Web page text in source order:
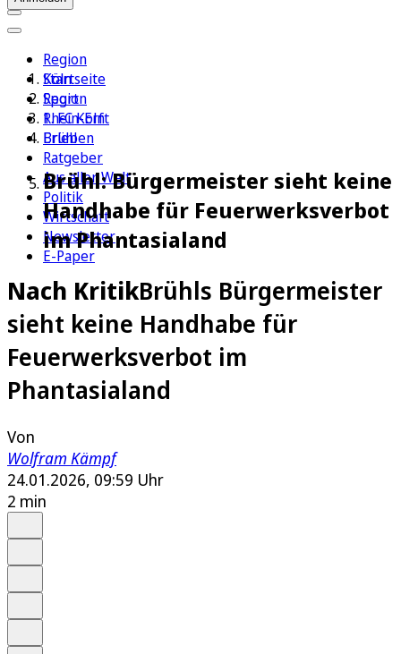
Region
Köln
Sport
1. FC Köln
Erleben
Ratgeber
Aus aller Welt
Politik
Wirtschaft
Newsletter
E-Paper
Startseite
Region
Rhein-Erft
Brühl
Brühl: Bürgermeister sieht keine
Handhabe für Feuerwerksverbot
im Phantasialand
Nach KritikBrühls Bürgermeister
sieht keine Handhabe für
Feuerwerksverbot im
Phantasialand
Von
Wolfram Kämpf
24.01.2026, 09:59 Uhr
2 min